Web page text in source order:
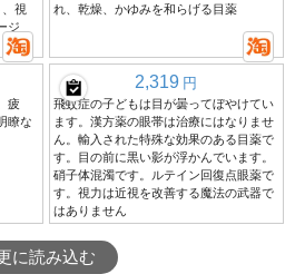
、視
ジ
れ、乾燥、かゆみを和らげる目薬
疲
瞭な
2,319 円
飛蚊症の子どもは目が曇ってぼやけてい
ます。漢方薬の眼帯は治療にはなりませ
ん。輸入された特殊な効果のある目薬で
す。目の前に黒い影が浮かんでいます。
硝子体混濁です。ルテイン回復点眼薬で
す。視力は近視を改善する魔法の武器で
はありません
に読み込む